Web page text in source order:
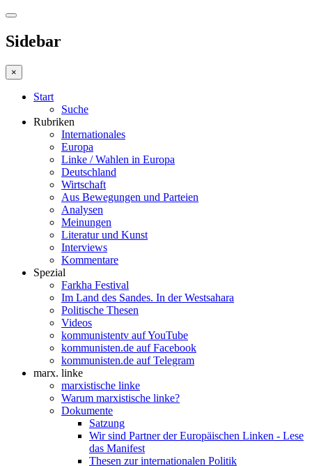
Sidebar
×
Start
Suche
Rubriken
Internationales
Europa
Linke / Wahlen in Europa
Deutschland
Wirtschaft
Aus Bewegungen und Parteien
Analysen
Meinungen
Literatur und Kunst
Interviews
Kommentare
Spezial
Farkha Festival
Im Land des Sandes. In der Westsahara
Politische Thesen
Videos
kommunistentv auf YouTube
kommunisten.de auf Facebook
kommunisten.de auf Telegram
marx. linke
marxistische linke
Warum marxistische linke?
Dokumente
Satzung
Wir sind Partner der Europäischen Linken - Lese
das Manifest
Thesen zur internationalen Politik